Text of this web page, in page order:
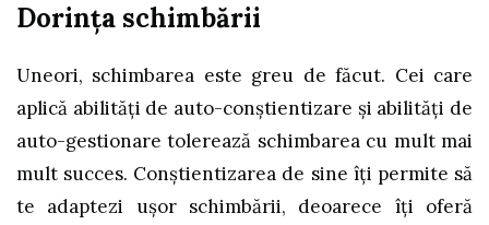
Dorința schimbării
Uneori, schimbarea este greu de făcut. Cei care
aplică abilități de auto-conștientizare și abilități de
auto-gestionare tolerează schimbarea cu mult mai
mult succes. Conștientizarea de sine îți permite să
te adaptezi ușor schimbării, deoarece îți oferă